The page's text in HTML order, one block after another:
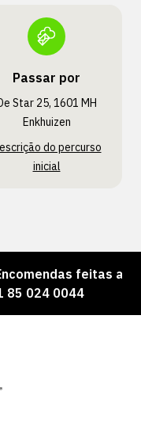
Passar por
Star 25, 1601 MH
Enkhuizen
do percurso
inicial
feitas até às
0044